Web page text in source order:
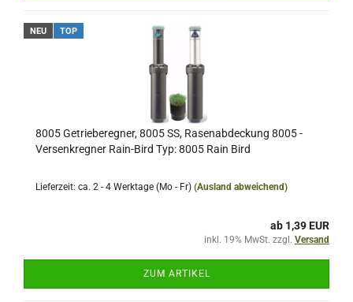
NEU TOP
8005 Getrieberegner, 8005 SS, Rasenabdeckung 8005 -
Versenkregner Rain-Bird Typ: 8005 Rain Bird
Lieferzeit: ca. 2 - 4 Werktage (Mo - Fr) (Ausland abweichend)
ab 1,39 EUR
inkl. 19% MwSt. zzgl. Versand
ZUM ARTIKEL